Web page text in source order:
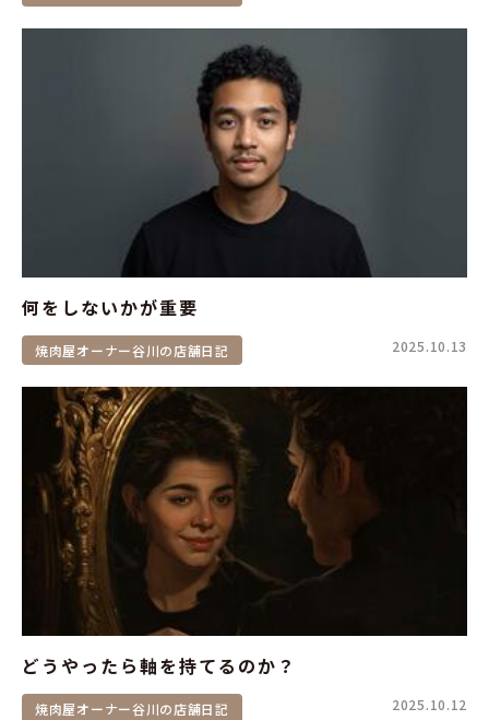
何をしないかが重要
焼肉屋オーナー谷川の店舗日記 2025.10.13
どうやったら軸を持てるのか？
焼肉屋オーナー谷川の店舗日記 2025.10.12